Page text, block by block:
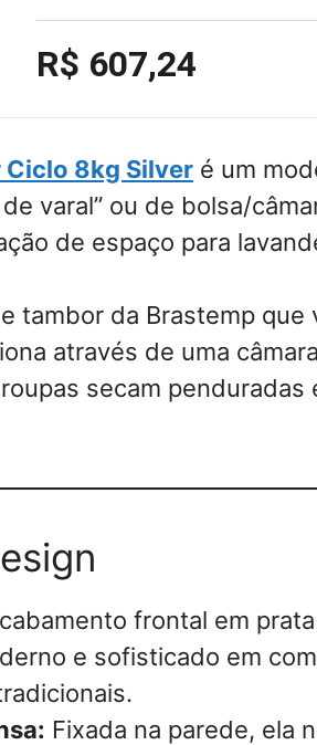
R$ 607,24
Ciclo 8kg Silver é um
varal” ou de bolsa/
de espaço para
tambor da Brastemp que
através de uma
roupas secam penduradas
frontal em
e sofisticado em
Fixada na parede, ela